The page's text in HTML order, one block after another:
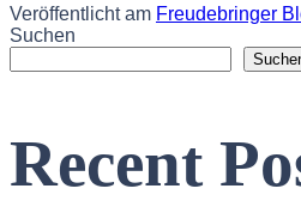
Veröffentlicht am Freudebringer
Suchen
Recent